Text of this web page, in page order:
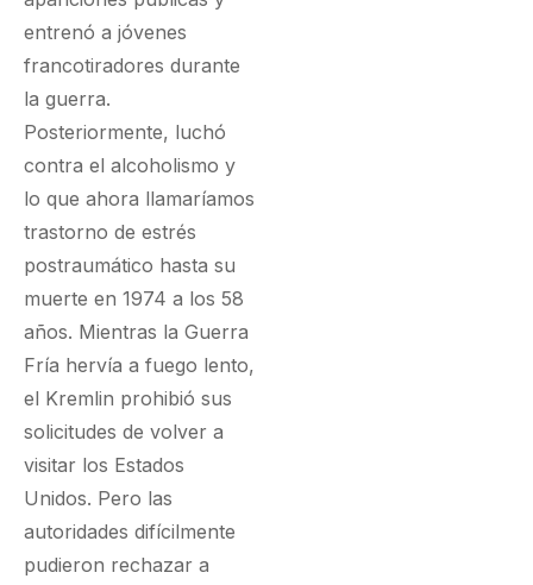
entrenó a jóvenes
francotiradores durante
la guerra.
Posteriormente, luchó
contra el alcoholismo y
lo que ahora llamaríamos
trastorno de estrés
postraumático hasta su
muerte en 1974 a los 58
años. Mientras la Guerra
Fría hervía a fuego lento,
el Kremlin prohibió sus
solicitudes de volver a
visitar los Estados
Unidos. Pero las
autoridades difícilmente
pudieron rechazar a